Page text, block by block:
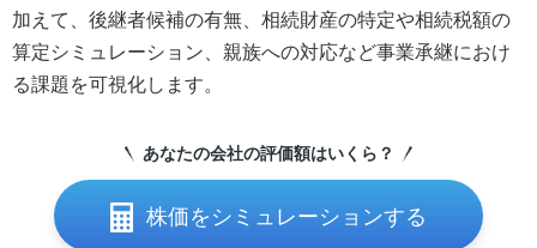
加えて、後継者候補の有無、相続財産の特定や相続税額の
算定シミュレーション、親族への対応など事業承継におけ
る課題を可視化します。
あなたの会社の評価額はいくら？
株価をシミュレーションする